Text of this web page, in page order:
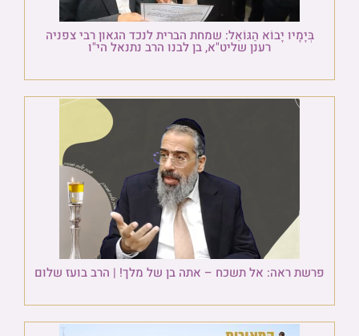
בְּיָמָיו יָבוֹא הַגּוֹאֵל: שמחת הברית לנכד הגאון רבי צפניה
רענן שליט"א, בן לבנו הרב נתנאל הי"ו
פרשת ראה: אל תשכח – אתה בן של מלך! | הרב בועז שלום